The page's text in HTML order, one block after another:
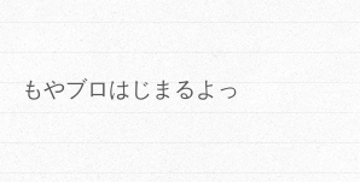
もやブロはじまるよっ